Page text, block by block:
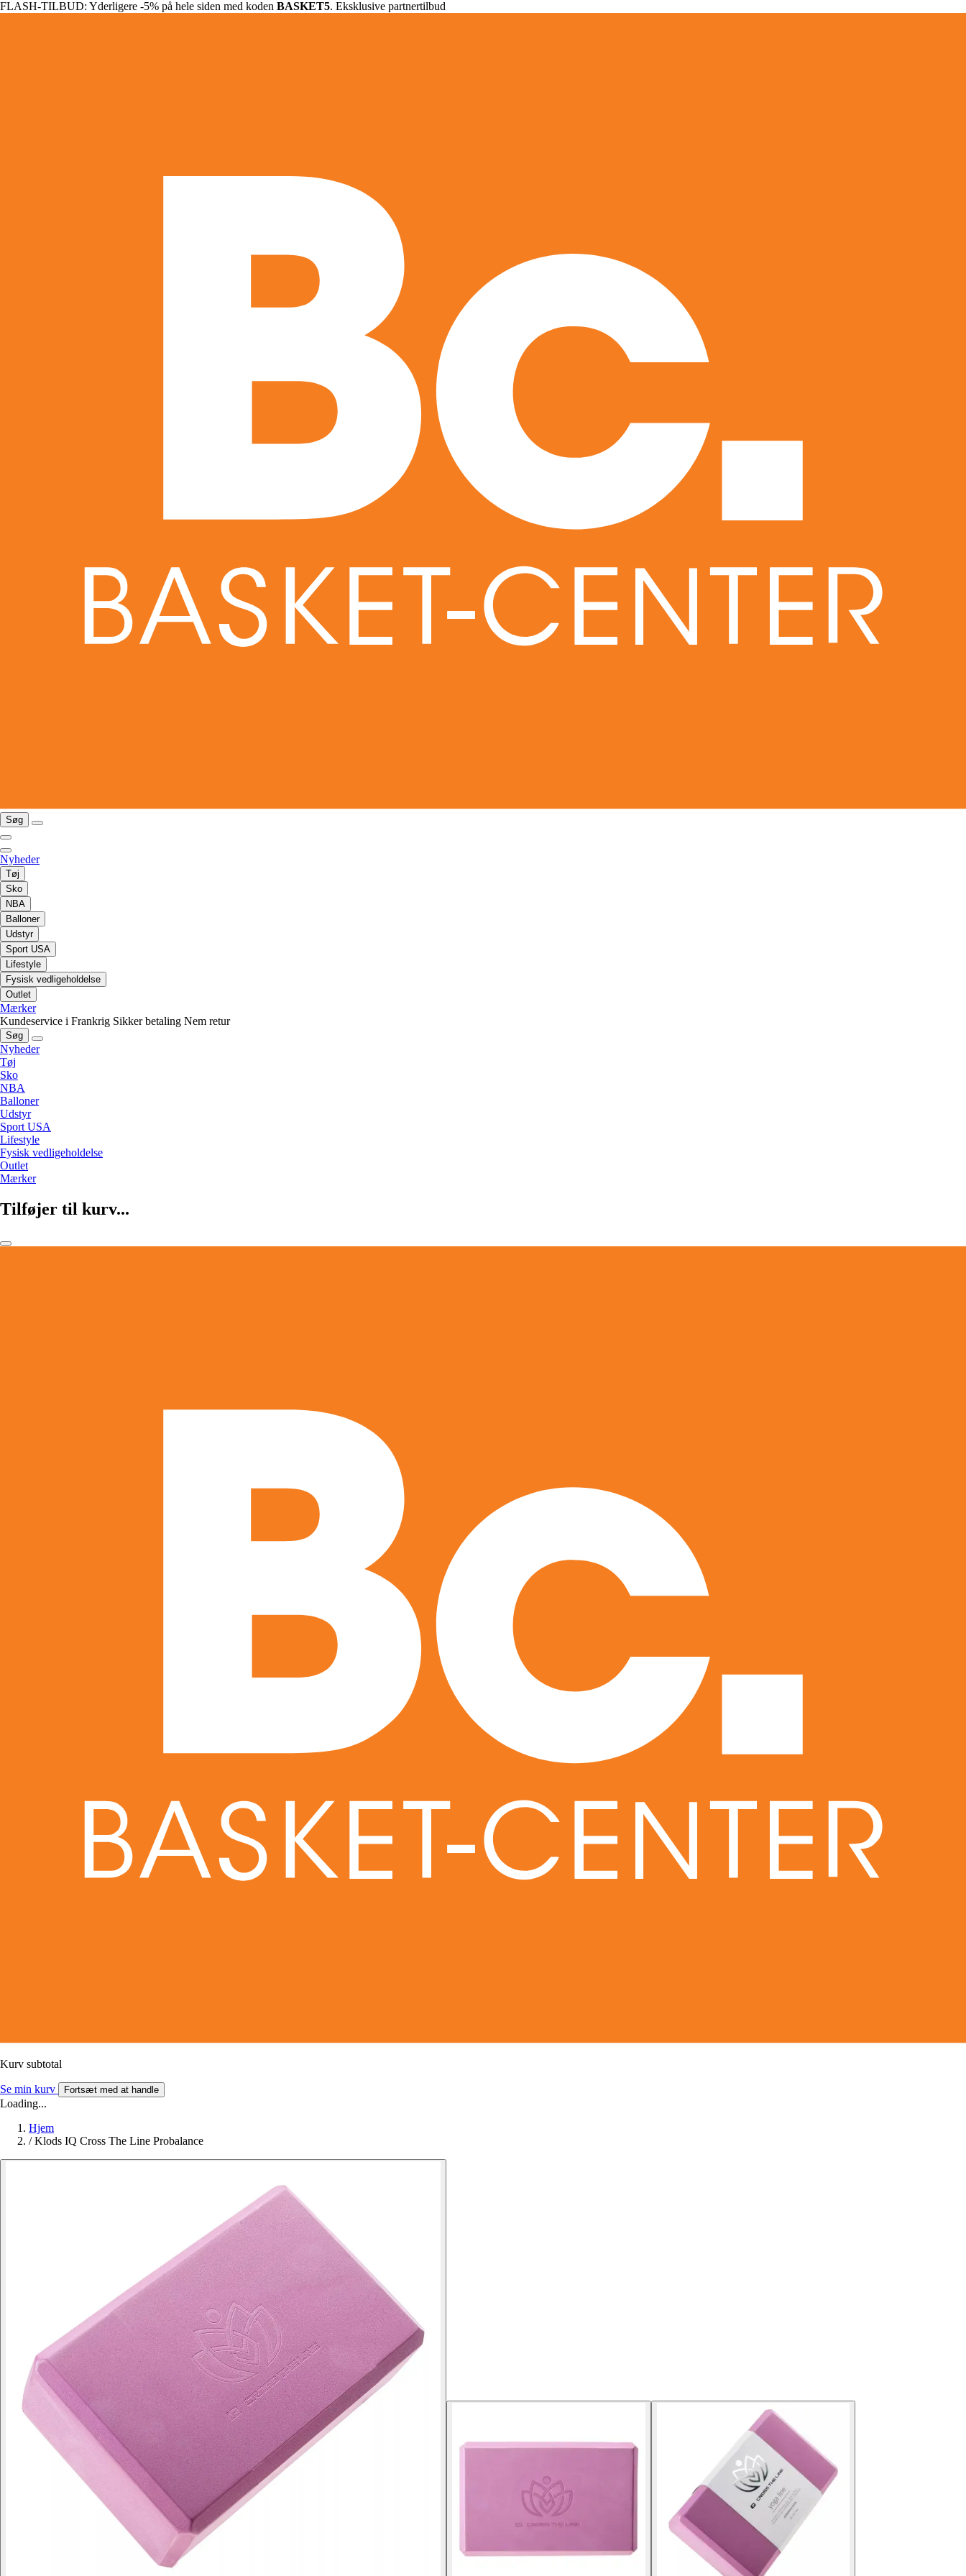
FLASH-TILBUD: Yderligere -5% på hele siden med koden BASKET5. Eksklusive partnertilbud
Søg
Nyheder
Tøj
Sko
NBA
Balloner
Udstyr
Sport USA
Lifestyle
Fysisk vedligeholdelse
Outlet
Mærker
Kundeservice i Frankrig Sikker betaling Nem retur
Søg
Nyheder
Tøj
Sko
NBA
Balloner
Udstyr
Sport USA
Lifestyle
Fysisk vedligeholdelse
Outlet
Mærker
Tilføjer til kurv...
Kurv subtotal
Se min kurv Fortsæt med at handle
Loading...
Hjem
/ Klods IQ Cross The Line Probalance